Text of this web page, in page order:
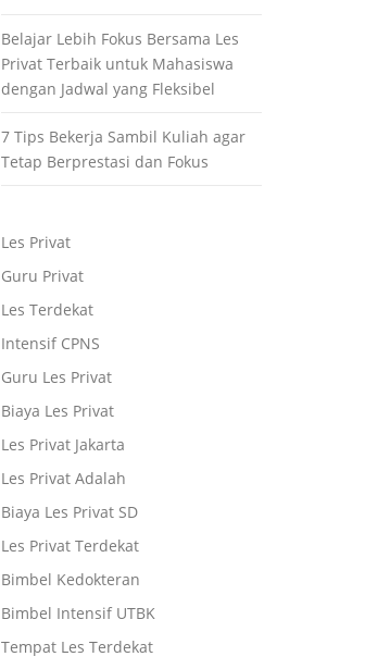
Belajar Lebih Fokus Bersama Les
Privat Terbaik untuk Mahasiswa
dengan Jadwal yang Fleksibel
7 Tips Bekerja Sambil Kuliah agar
Tetap Berprestasi dan Fokus
Les Privat
Guru Privat
Les Terdekat
Intensif CPNS
Guru Les Privat
Biaya Les Privat
Les Privat Jakarta
Les Privat Adalah
Biaya Les Privat SD
Les Privat Terdekat
Bimbel Kedokteran
Bimbel Intensif UTBK
Tempat Les Terdekat